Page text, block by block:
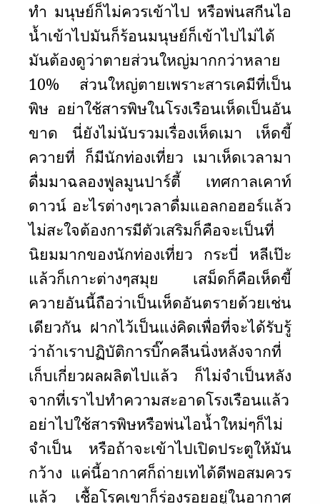
ทำ มนุษย์ก็ไม่ควรเข้าไป หรือพ่นสกีนไอ
น้ำเข้าไปมันก็ร้อนมนุษย์ก็เข้าไปไม่ได้
มันต้องดูว่าตายส่วนใหญ่มากกว่าหลาย
10% ส่วนใหญ่ตายเพราะสารเคมีที่เป็น
พิษ อย่าใช้สารพิษในโรงเรือนเห็ดเป็นอัน
ขาด นี่ยังไม่นับรวมเรื่องเห็ดเมา เห็ดขี้
ควายที่ ก็มีนักท่องเที่ยว เมาเห็ดเวลามา
ดื่มมาฉลองฟูลมูนปาร์ตี้ เทศกาลเคาท์
ดาวน์ อะไรต่างๆเวลาดื่มแอลกอฮอร์แล้ว
ไม่สะใจต้องการมีตัวเสริมก็คือจะเป็นที่
นิยมมากของนักท่องเที่ยว กระบี่ หลีเป๊ะ
แล้วก็เกาะต่างๆสมุย เสม็ดก็คือเห็ดขี้
ควายอันนี้ถือว่าเป็นเห็ดอันตรายด้วยเช่น
เดียวกัน ฝากไว้เป็นแง่คิดเพื่อที่จะได้รับรู้
ว่าถ้าเราปฏิบัติการบิ๊กคลีนนิ่งหลังจากที่
เก็บเกี่ยวผลผลิตไปแล้ว ก็ไม่จำเป็นหลัง
จากที่เราไปทำความสะอาดโรงเรือนแล้ว
อย่าไปใช้สารพิษหรือพ่นไอน้ำใหม่ๆก็ไม่
จำเป็น หรือถ้าจะเข้าไปเปิดประตูให้มัน
กว้าง แค่นี้อากาศก็ถ่ายเทได้ดีพอสมควร
แล้ว เชื้อโรคเขาก็ร่องรอยอยู่ในอากาศ